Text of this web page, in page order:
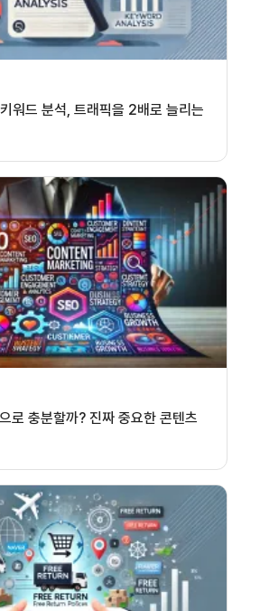
워드 분석, 트래픽을 2배로 늘리는
로 충분할까? 진짜 중요한 콘텐츠